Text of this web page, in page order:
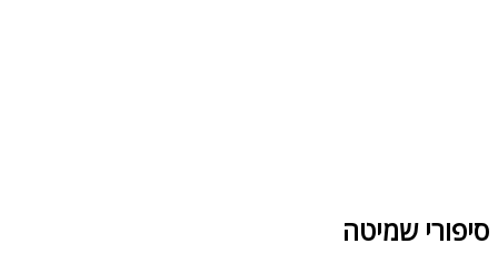
סיפורי שמיטה